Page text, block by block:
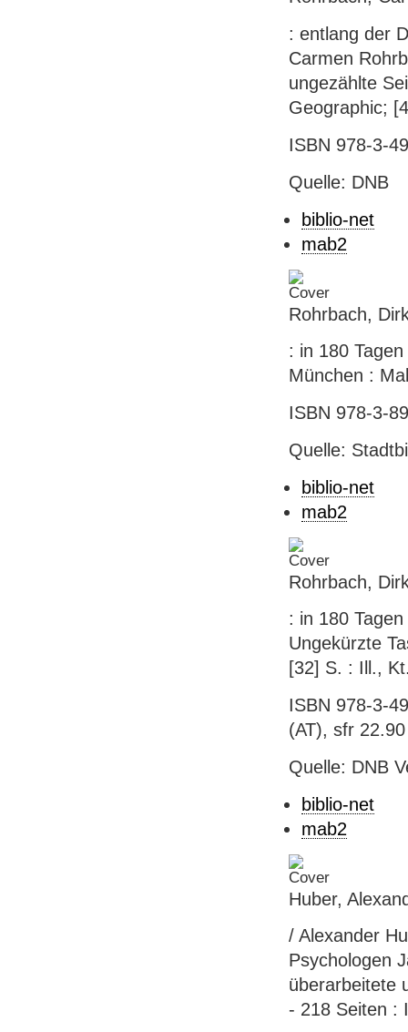
: entlang der
Carmen
ungezählte
Geographic;
ISBN 978-3-
Quelle: DNB
biblio-net
mab2
Rohrbach,
: in 180
München :
ISBN 978-3-
Quelle:
biblio-net
mab2
Rohrbach,
: in 180
Ungekürzte
[32] S. : Ill.,
ISBN 978-3-
(AT), sfr
Quelle: DNB
biblio-net
mab2
Huber,
/ Alexander
Psychologen
überarbeitete
- 218 Seiten :